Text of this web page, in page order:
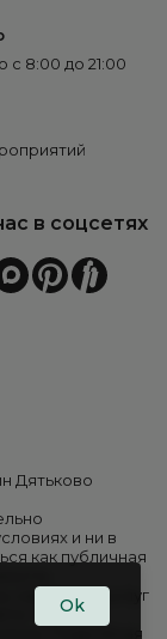
с 8:00 до 21:00
в соцсетях
Дятьково
и ни в
как публичная
сервисных услуг
Цены на
Подробная
Ok